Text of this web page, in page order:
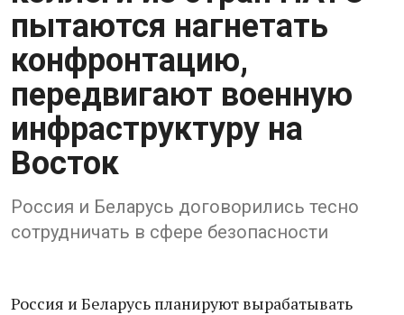
пытаются нагнетать
конфронтацию,
передвигают военную
инфраструктуру на
Восток
Россия и Беларусь договорились тесно
сотрудничать в сфере безопасности
Россия и Беларусь планируют вырабатывать